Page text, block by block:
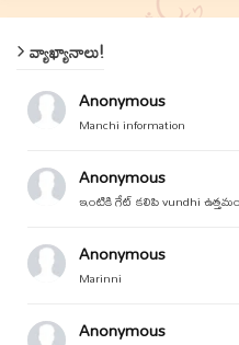
వ్యాఖ్యానాలు!
Anonymous
Manchi information
Anonymous
ఇంటికి గేట్ కలిపి vundhi
Anonymous
Marinni
Anonymous